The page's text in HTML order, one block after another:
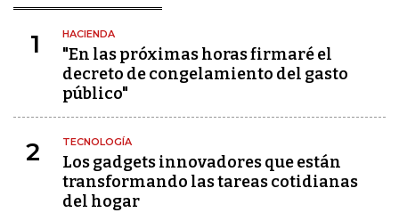
1 HACIENDA
"En las próximas horas firmaré el
decreto de congelamiento del gasto
público"
2 TECNOLOGÍA
Los gadgets innovadores que están
transformando las tareas cotidianas
del hogar